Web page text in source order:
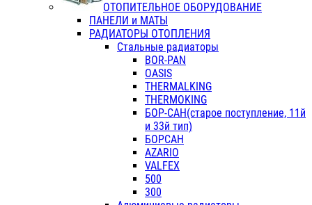
ОТОПИТЕЛЬНОЕ ОБОРУДОВАНИЕ
ПАНЕЛИ и МАТЫ
РАДИАТОРЫ ОТОПЛЕНИЯ
Стальные радиаторы
BOR-PAN
OASIS
THERMALKING
THERMOKING
БОР-САН(старое поступление, 11й
и 33й тип)
БОРСАН
AZARIO
VALFEX
500
300